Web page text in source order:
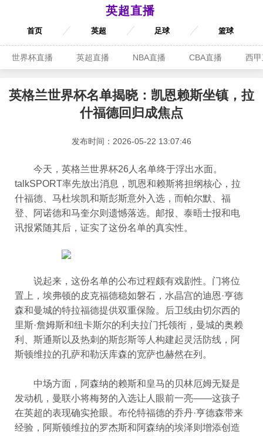
英超直播
首页 英超 足球 篮球
世界杯直播 英超直播 NBA直播 CBA直播 西
英格兰世界杯名单揭晓：凯恩赖斯坐镇，拉
什福德回归成焦点
发布时间：2026-05-22 13:07:46
今天，英格兰世界杯26人名单终于浮出水面。
talkSPORT率先放出消息，凯恩和赖斯将担纲核心，拉
什福德、马杜埃凯和斯彭斯意外入选，而帕尔默、福
登、阿诺德和马奎尔则遗憾落选。邮报、泰晤士报和电
讯报紧随其后，证实了这份名单的真实性。
说起来，这份名单的公布过程颇有戏剧性。门将位
置上，埃弗顿的皮克福德稳如磐石，水晶宫的迪恩·亨德
森和曼城的特拉福德提供双重保险。后卫线由切尔西的
里斯·詹姆斯和纽卡斯尔的利夫拉门托领衔，曼城的奥赖
利、斯通斯以及热刺的斯彭斯等人构建起灵活防线，阿
斯顿维拉的孔萨和勒沃库森的宽萨也赫然在列。
中场方面，阿森纳的赖斯和皇马的贝林厄姆无疑是
发动机，曼联小将梅努的入选让人眼前一亮——这孩子
在英超的表现确实抢眼。布伦特福德的乔丹·亨德森带来
经验，阿斯顿维拉的罗杰斯和阿森纳的埃泽则增添创造